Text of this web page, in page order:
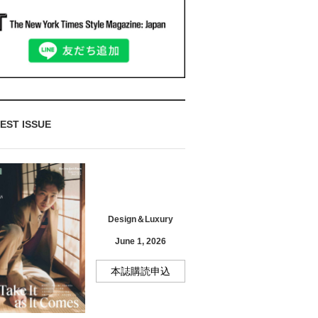
ISSUE
Design＆Luxury
June 1, 2026
本誌購読申込